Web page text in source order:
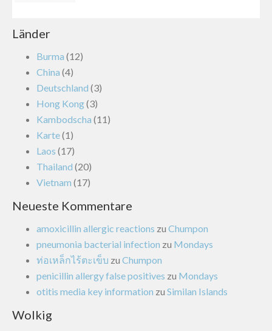
Länder
Burma (12)
China (4)
Deutschland (3)
Hong Kong(3)
Kambodscha (11)
Karte(1)
Laos (17)
Thailand (20)
Vietnam (17)
Neueste Kommentare
amoxicillin allergic reactions zu Chumpon
pneumonia bacterial infection zu Mondays
ท่อเหล็กไร้ตะเข็บ zu Chumpon
penicillin allergy false positives zu Mondays
otitis media key information zu Similan Islands
Wolkig